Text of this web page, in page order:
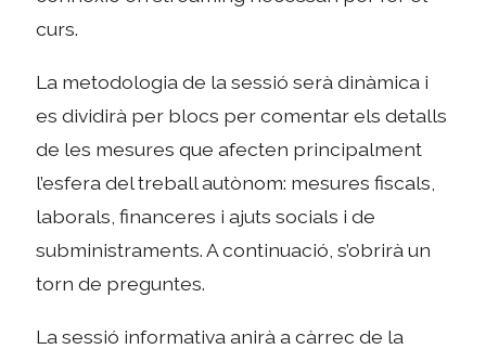
curs.
La metodologia de la sessió serà dinàmica i
es dividirà per blocs per comentar els detalls
de les mesures que afecten principalment
l’esfera del treball autònom: mesures fiscals,
laborals, financeres i ajuts socials i de
subministraments. A continuació, s’obrirà un
torn de preguntes.
La sessió informativa anirà a càrrec de la